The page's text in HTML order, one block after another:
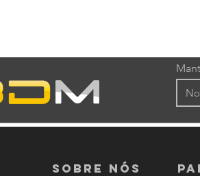
Sobre nós